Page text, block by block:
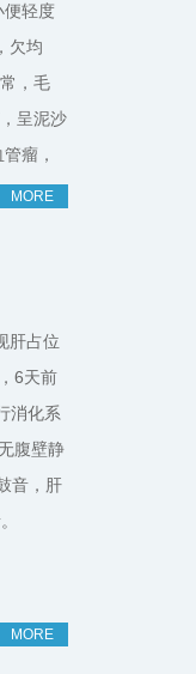
便轻度
欠均
，毛
呈泥沙
瘤，
MORE
肝占位
6天前
消化系
腹壁静
音，肝
MORE